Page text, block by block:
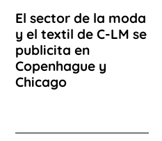
El sector de la moda
y el textil de C-LM se
publicita en
Copenhague y
Chicago